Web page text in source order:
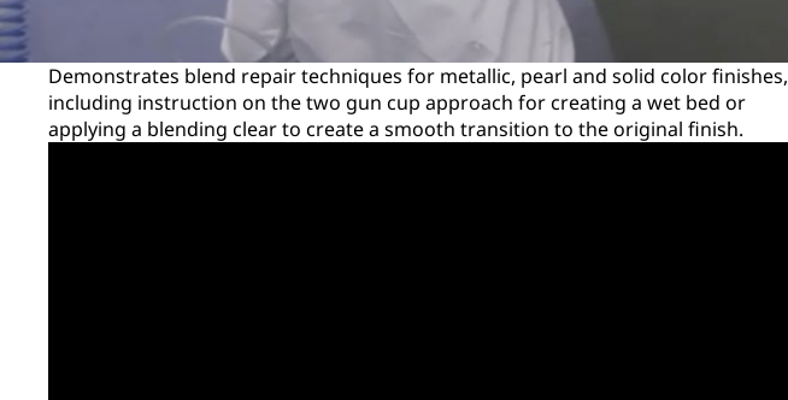
Demonstrates blend repair techniques for metallic, pearl and solid color finishes,
including instruction on the two gun cup approach for creating a wet bed or
applying a blending clear to create a smooth transition to the original finish.